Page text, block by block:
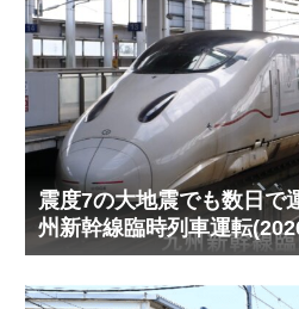
震度7の大地震でも数日
州新幹線臨時列車運転